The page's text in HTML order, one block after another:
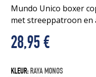
Mundo Unico boxer
met streeppatroon en
28,95€
KLEUR:RAYA MONOS